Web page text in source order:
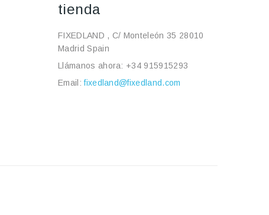
tienda
FIXEDLAND , C/ Monteleón 35 28010
Madrid Spain
Llámanos ahora: +34 915915293
Email:fixedland@fixedland.com